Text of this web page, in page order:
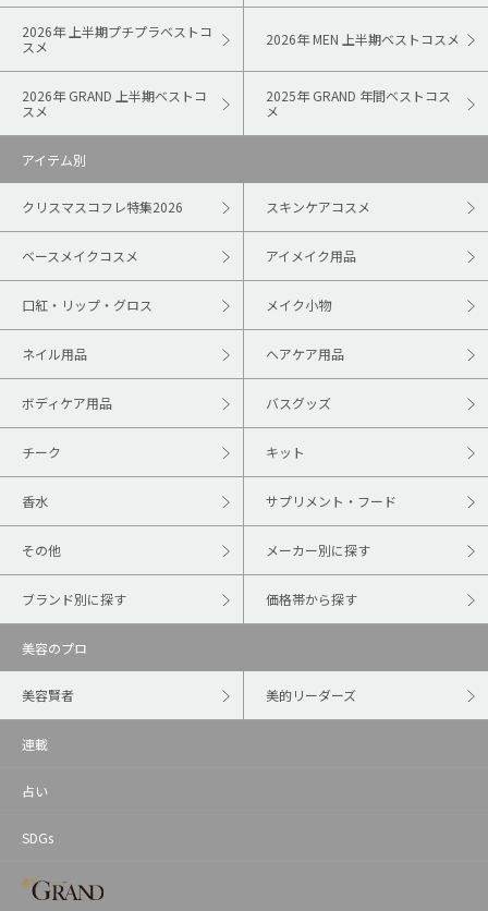
2026年 上半期プチプラベストコ
スメ
2026年 MEN 上半期ベストコスメ
2026年 GRAND 上半期ベストコ
スメ
2025年 GRAND 年間ベストコス
メ
アイテム別
クリスマスコフレ特集2026 スキンケアコスメ
ベースメイクコスメ アイメイク用品
口紅・リップ・グロス メイク小物
ネイル用品 ヘアケア用品
ボディケア用品 バスグッズ
チーク キット
香水 サプリメント・フード
その他 メーカー別に探す
ブランド別に探す 価格帯から探す
美容のプロ
美容賢者 美的リーダーズ
連載
占い
SDGs